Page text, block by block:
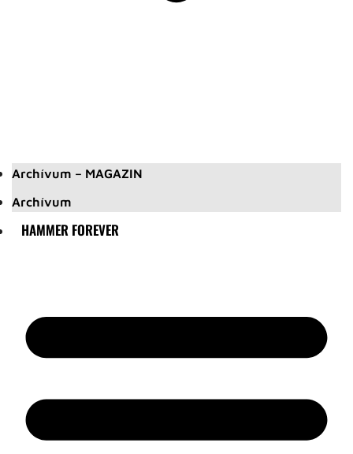
Archívum – MAGAZIN
Archívum
HAMMER FOREVER